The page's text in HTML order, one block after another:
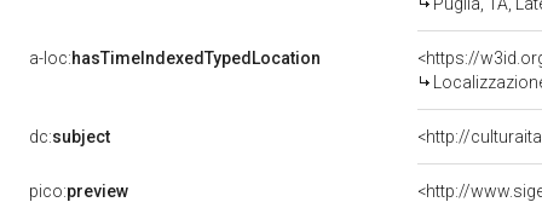
a-loc:hasTimeIndexedTypedLocation
<https://
dc:subject <http://
pico:preview